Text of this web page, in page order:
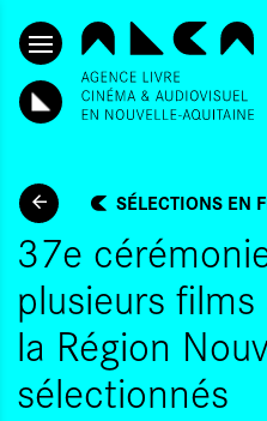
ALLER AU
SÉLECTIONS EN
37e
plusieurs
la Région
sélectionnés